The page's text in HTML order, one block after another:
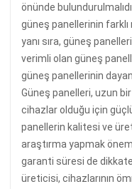
önünde
güneş panellerinin
yanı sıra, güneş
verimli olan güneş
güneş panellerinin
Güneş panelleri, uzun
cihazlar olduğu için
panellerin kalitesi ve
araştırma yapmak
garanti süresi de dikkate
üreticisi, cihazlarının